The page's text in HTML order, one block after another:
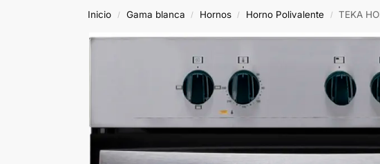
Inicio / Gama blanca / Hornos / Horno Polivalente / TEKA